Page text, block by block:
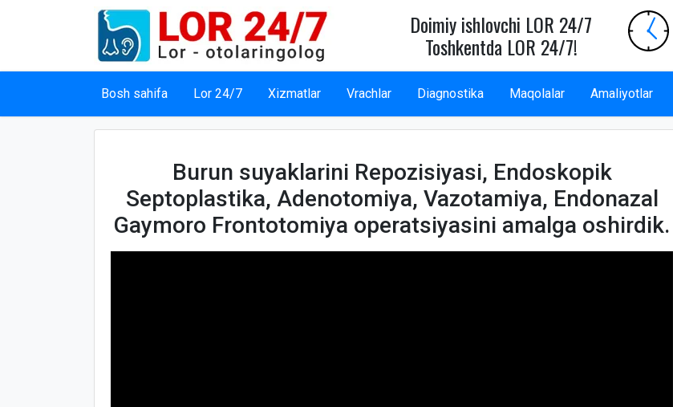
Doimiy ishlovchi LOR 24/7
Toshkentda LOR 24/7!
Bosh sahifa Lor 24/7 Xizmatlar Vrachlar Diagnostika Maqolalar Amaliyotlar
Burun suyaklarini Repozisiyasi, Endoskopik
Septoplastika, Adenotomiya, Vazotamiya, Endonazal
Gaymoro Frontotomiya operatsiyasini amalga oshirdik.